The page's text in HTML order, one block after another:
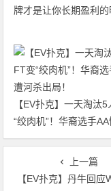
牌才是让你长期盈利
【EV扑克】一天淘汰
“绞肉机”！华裔选手
出局！
上一篇
【EV扑克】丹牛回应WSOP「百万富翁制造者」争议，官方